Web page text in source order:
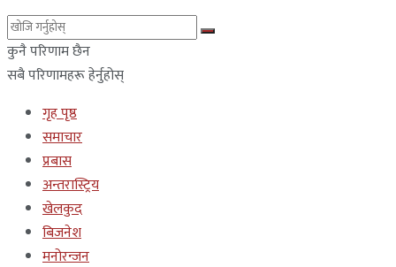
कुनै परिणाम छैन
सबै परिणामहरू हेर्नुहोस्
गृह पृष्ठ
समाचार
प्रबास
अन्तरास्ट्रिय
खेलकुद
बिजनेश
मनोरन्जन